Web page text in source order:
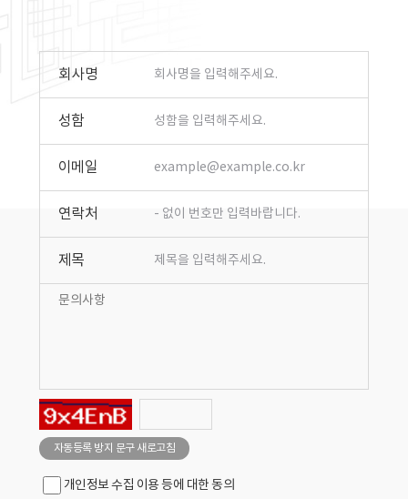
회사명
성함
이메일
연락처
제목
자동등록 방지 문구 새로고침
개인정보 수집 이용 등에 대한 동의